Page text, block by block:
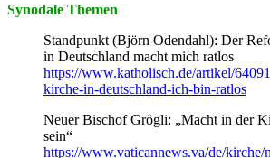
Synodale Themen
Standpunkt (Björn Odendahl): Der
in Deutschland macht mich ratlos
https://www.katholisch.de/artikel/
kirche-in-deutschland-ich-bin-ratlos
Neuer Bischof Grögli: „Macht in der
sein“
https://www.vaticannews.va/de/kirche/